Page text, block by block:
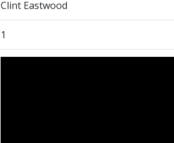
Clint Eastwood
1